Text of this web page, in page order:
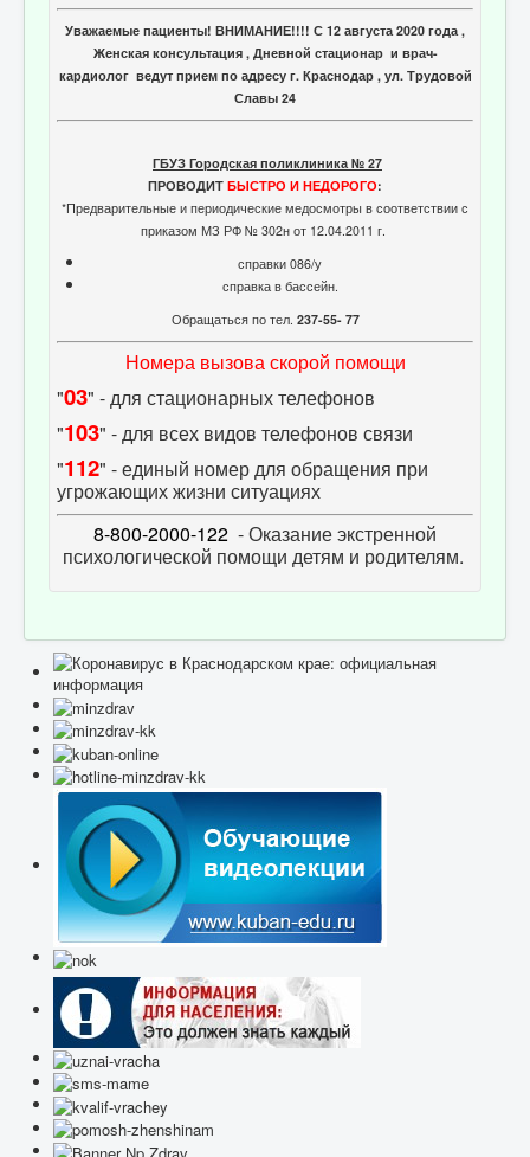
Уважаемые пациенты! ВНИМАНИЕ!!!! С 12 августа 2020 года ,
Женская консультация , Дневной стационар и врач-
кардиолог ведут прием по адресу г. Краснодар , ул. Трудовой
Славы 24
ГБУЗ Городская поликлиника № 27
ПРОВОДИТ БЫСТРО И НЕДОРОГО:
*Предварительные и периодические медосмотры в соответствии с
приказом МЗ РФ № 302н от 12.04.2011 г.
справки 086/у
справка в бассейн.
Обращаться по тел. 237-55- 77
Номера вызова скорой помощи
"03" - для стационарных телефонов
"103" - для всех видов телефонов связи
"112" - единый номер для обращения при
угрожающих жизни ситуациях
8-800-2000-122 - Оказание экстренной
психологической помощи детям и родителям.